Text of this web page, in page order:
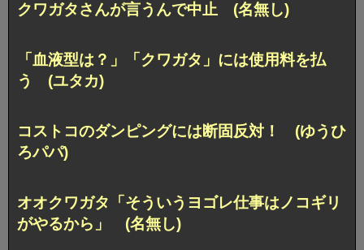
クワガタさんが言うんで中止 (名無し)
「血液型は？」「クワガタ」には使用料を払
う (ユタカ)
コストコのダンピングには断固反対！ (ゆうひ
ろパパ)
オオクワガタ「そういうヨゴレ仕事はノコギリ
がやるから」 (名無し)